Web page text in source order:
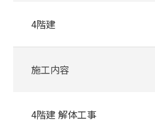
4階建
施工内容
4階建 解体工事